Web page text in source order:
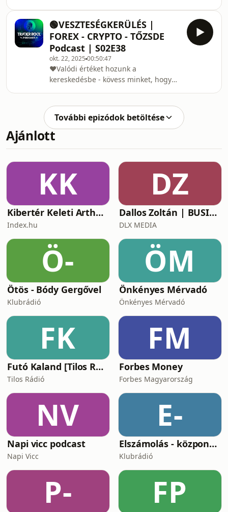
infókkal jelentkezhessünk ! 🔥👉email:
traderrockpodcast@gmail.com 👉
weboldal:
https://traderrockpodcast.hu⚡Kata:
https://tradertrainer.hu⚡István:
https://tradingbox.hu
🟢VESZTESÉGKERÜLÉS |
FOREX - CRYPTO - TŐZSDE
Podcast | S02E38
okt. 22, 2025 00:50:47
❤️Valódi értéket hozunk a
kereskedésbe - kövess minket, hogy
traderrockpodcast@gmail.com👉
weboldal:
https://traderrockpodcast.hu⚡Kata:
https://tradertrainer.hu⚡István:
Trader Rock podcastet:Youtube: /
@traderrockpodcast Instagram:
https://www.instagram.com/trader.rock.podcast/
További epizódok betöltése
Ajánlott
KK
Kibertér Keleti Arthurral
Index.hu
DZ
Dallos Zoltán | BUSINESS
DLX MEDIA
Ö-
Ötös - Bódy Gergővel
Klubrádió
ÖM
Önkényes Mérvadó
Önkényes Mérvadó
FK
Futó Kaland [Tilos Rádió podcast]
Tilos Rádió
FM
Forbes Money
Forbes Magyarország
NV
Napi vicc podcast
Napi Vicc
E-
Elszámolás - központosítás, lojalitás és a függetlenség ára
Klubrádió
P- FP